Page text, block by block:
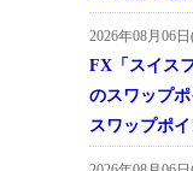
2026年08月06
FX「スイス
のスワップ
スワップポ